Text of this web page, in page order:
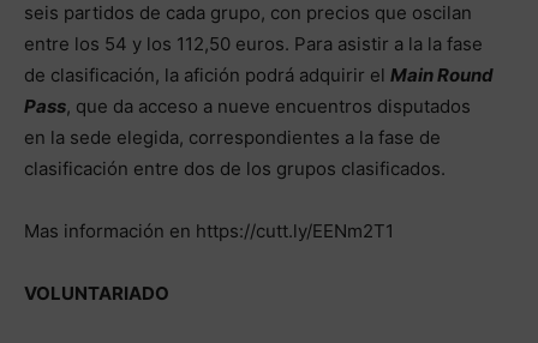
seis partidos de cada grupo, con precios que oscilan
entre los 54 y los 112,50 euros. Para asistir a la la fase
de clasificación, la afición podrá adquirir el Main Round
Pass, que da acceso a nueve encuentros disputados
en la sede elegida, correspondientes a la fase de
clasificación entre dos de los grupos clasificados.
Mas información en https://cutt.ly/EENm2T1
VOLUNTARIADO